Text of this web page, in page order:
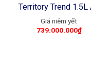
Territory Trend 1.5L
739.000.000₫